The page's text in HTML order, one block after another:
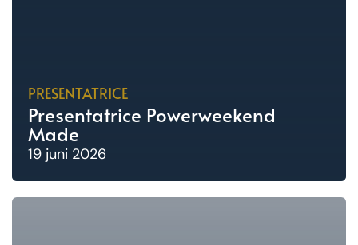
PRESENTATRICE
Presentatrice Powerweekend
Made
19 juni 2026